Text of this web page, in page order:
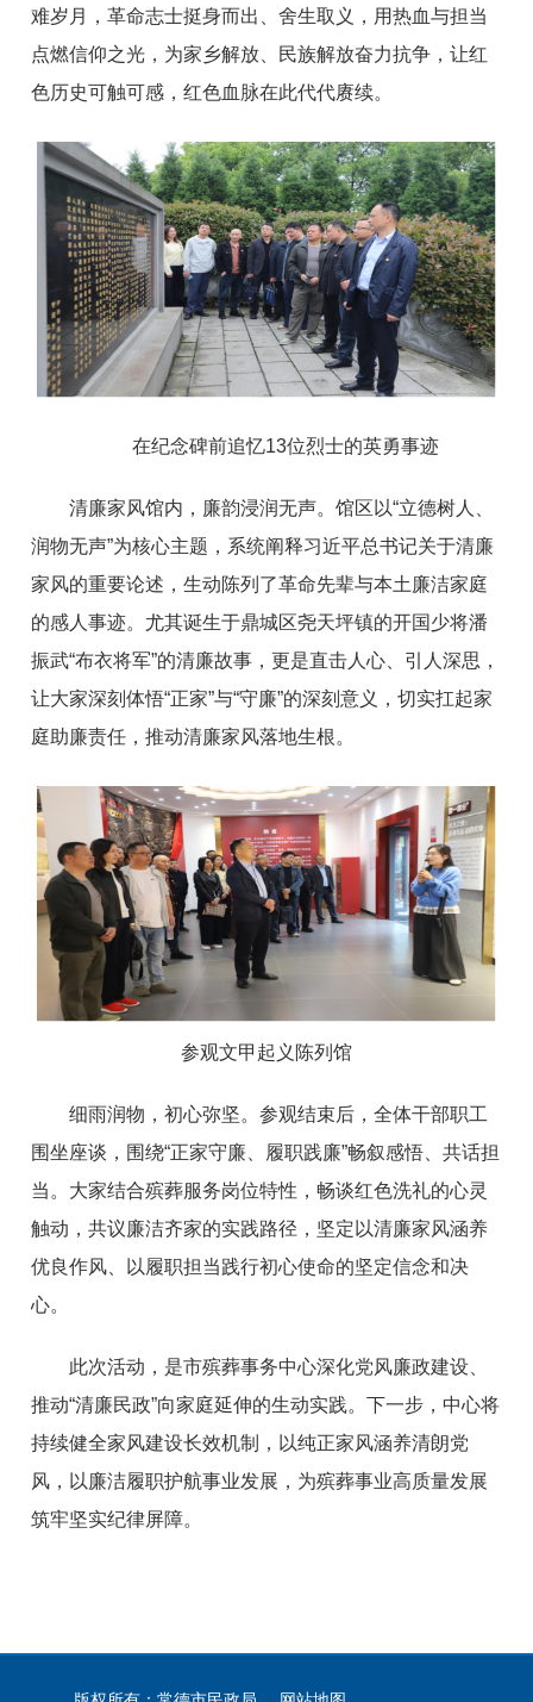
难岁月，革命志士挺身而出、舍生取义，用热血与担当
点燃信仰之光，为家乡解放、民族解放奋力抗争，让红
色历史可触可感，红色血脉在此代代赓续。
在纪念碑前追忆13位烈士的英勇事迹
清廉家风馆内，廉韵浸润无声。馆区以“立德树人、
润物无声”为核心主题，系统阐释习近平总书记关于清廉
家风的重要论述，生动陈列了革命先辈与本土廉洁家庭
的感人事迹。尤其诞生于鼎城区尧天坪镇的开国少将潘
振武“布衣将军”的清廉故事，更是直击人心、引人深思，
让大家深刻体悟“正家”与“守廉”的深刻意义，切实扛起家
庭助廉责任，推动清廉家风落地生根。
参观文甲起义陈列馆
细雨润物，初心弥坚。参观结束后，全体干部职工
围坐座谈，围绕“正家守廉、履职践廉”畅叙感悟、共话担
当。大家结合殡葬服务岗位特性，畅谈红色洗礼的心灵
触动，共议廉洁齐家的实践路径，坚定以清廉家风涵养
优良作风、以履职担当践行初心使命的坚定信念和决
心。
此次活动，是市殡葬事务中心深化党风廉政建设、
推动“清廉民政”向家庭延伸的生动实践。下一步，中心将
持续健全家风建设长效机制，以纯正家风涵养清朗党
风，以廉洁履职护航事业发展，为殡葬事业高质量发展
筑牢坚实纪律屏障。